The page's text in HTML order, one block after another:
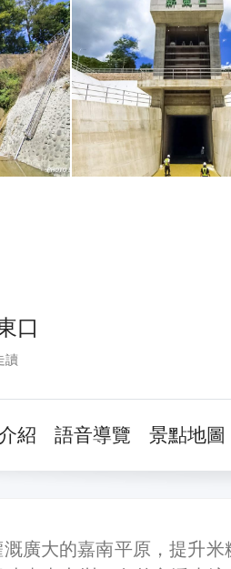
口
讀
紹 語音導覽 景點地圖
廣大的嘉南平原，提升